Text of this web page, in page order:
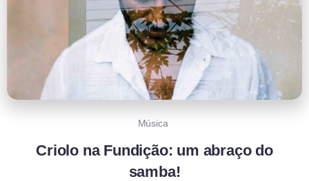
Música
Criolo na Fundição: um abraço do
samba!